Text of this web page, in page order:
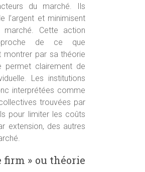
du marché. Ils
l’argent et minimisent
Cette action
de ce que
montrer par sa théorie
clairement de
Les institutions
interprétées comme
trouvées par
pour limiter les coûts
extension, des autres
firm » ou théorie